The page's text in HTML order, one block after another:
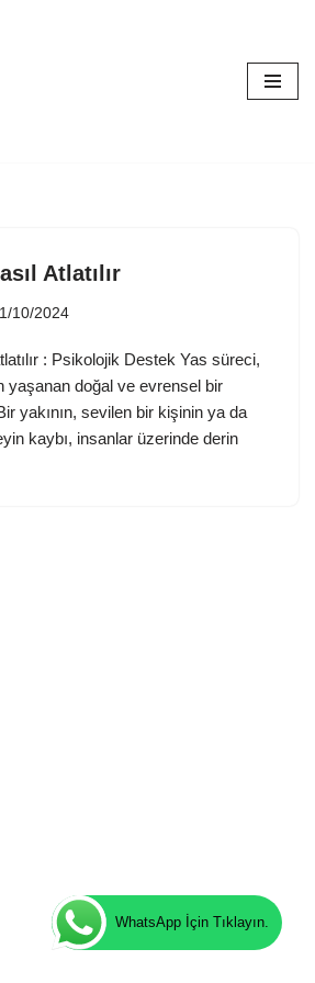
Atlatılır
10/2024
: Psikolojik Destek Yas süreci,
yaşanan doğal ve evrensel bir
yakının, sevilen bir kişinin ya da
kaybı, insanlar üzerinde derin
WhatsApp İçin Tıklayın.